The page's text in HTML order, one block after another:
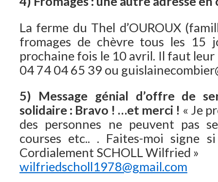
La ferme du Thel d’OUROUX
fromages de chèvre tous les 15
prochaine fois le 10 avril. Il faut leur
04 74 04 65 39 ou
5) Message génial d’offre de
solidaire : Bravo ! …et merci ! « Je
des personnes ne peuvent pas
courses etc.. . Faites-moi signe
Cordialement SCHOLL Wilfried »
wilfriedscholl1978@gmail.com